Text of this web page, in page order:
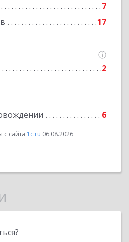
7
17
2
6
с сайта 1c.ru 06.08.2026